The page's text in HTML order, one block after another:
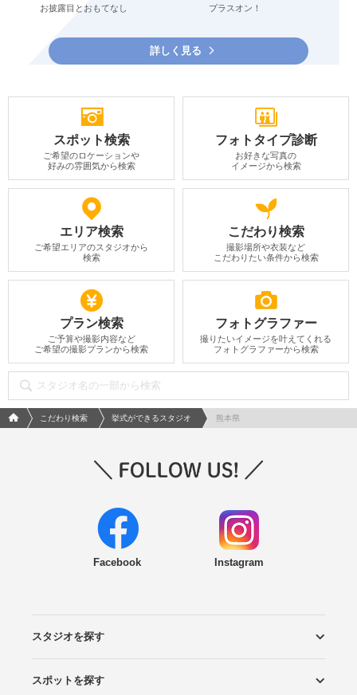
お披露目とおもてなし
プラスオン！
詳しく見る
スポット検索
ご希望のロケーションや
好みの雰囲気から検索
フォトタイプ診断
お好きな写真の
イメージから検索
エリア検索
ご希望エリアのスタジオから
検索
こだわり検索
撮影場所や衣装など
こだわりたい条件から検索
プラン検索
ご予算や撮影内容など
ご希望の撮影プランから検索
フォトグラファー
撮りたいイメージを叶えてくれる
フォトグラファーから検索
フォトウエディング/結婚写真のPhotorait ホーム
こだわり検索 挙式ができるスタジオ 熊本県
Facebook Instagram
スタジオを探す
エリアから探す
こだわりから探す
NEW PHOTO STYLE
プランから探す
フォトタイプ診断
フォトグラファーから探す
国内リゾートから探す
スポットを探す